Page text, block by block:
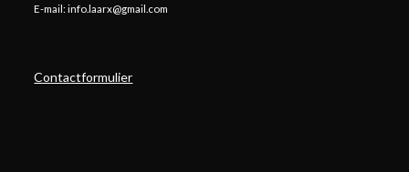
E-mail: info.laarx@gmail.com
Contactformulier